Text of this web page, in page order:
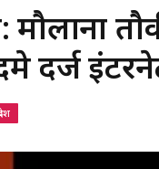
मौलाना
दर्ज